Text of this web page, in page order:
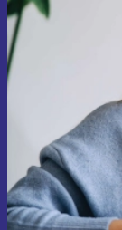
Informacje na
naszej
Polityce